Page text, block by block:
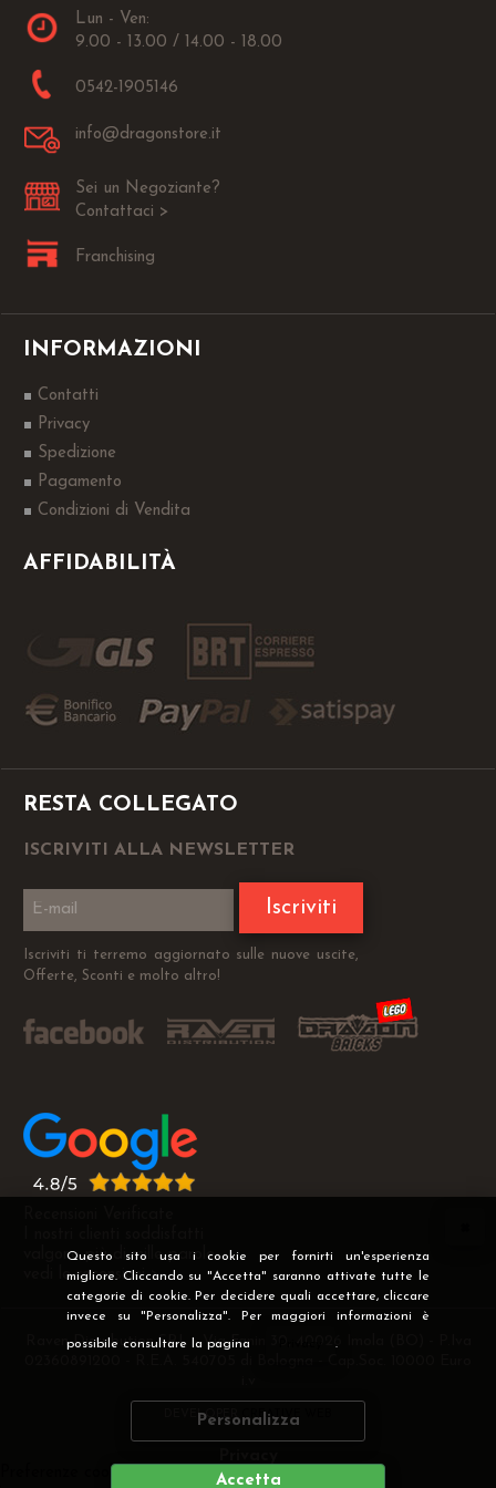
Questo sito usa i cookie per fornirti un'esperienza
migliore. Cliccando su "Accetta" saranno attivate tutte le
categorie di cookie. Per decidere quali accettare, cliccare
invece su "Personalizza". Per maggiori informazioni è
possibile consultare la pagina .
Personalizza
Accetta
Lun - Ven:
9.00 - 13.00 / 14.00 - 18.00
0542-1905146
info@dragonstore.it
Sei un Negoziante?
Contattaci >
Franchising
INFORMAZIONI
Contatti
Privacy
Spedizione
Pagamento
Condizioni di Vendita
AFFIDABILITÀ
RESTA COLLEGATO
ISCRIVITI ALLA NEWSLETTER
Iscriviti
Iscriviti ti terremo aggiornato sulle nuove uscite,
Offerte, Sconti e molto altro!
valgono più di mille parole
vedi le recensioni >
Raven Distribution SRL - Via Fanin 30, 40026 Imola (BO) - P.Iva
DEVELOPER CREATIVE WEB